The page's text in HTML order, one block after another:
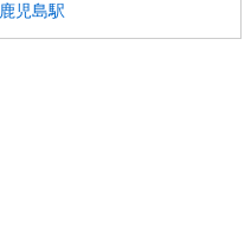
鹿児島駅